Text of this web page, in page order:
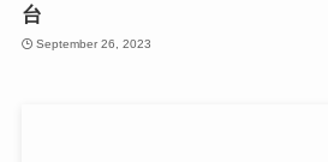
台
September 26, 2023